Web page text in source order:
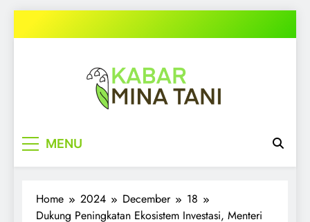
to
MENU
Home 2024 December
18
Dukung Peningkatan Ekosistem Investasi, Menteri